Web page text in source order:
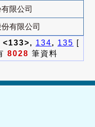
限公司
有限公司
<133>, 134, 135 [
8028 筆資料